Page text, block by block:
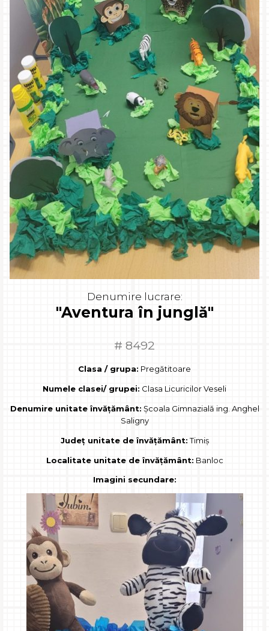
Denumire lucrare:
"Aventura în junglă"
# 8492
Clasa / grupa: Pregătitoare
Numele clasei/ grupei: Clasa Licuricilor Veseli
Denumire unitate învățământ: Școala Gimnazială ing. Anghel
Saligny
Județ unitate de învățământ:Timiș
Localitate unitate de învățământ: Banloc
Imagini secundare: